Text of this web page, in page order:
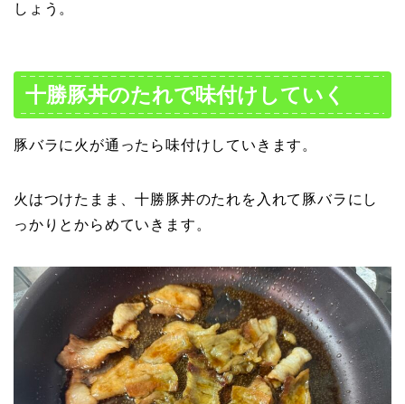
しょう。
十勝豚丼のたれで味付けしていく
豚バラに火が通ったら味付けしていきます。
火はつけたまま、十勝豚丼のたれを入れて豚バラにし
っかりとからめていきます。